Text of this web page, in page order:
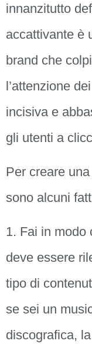
innanzitutto
accattivante è
brand che
l’attenzione
incisiva e
gli utenti a
Per creare
sono alcuni
1. Fai in modo
deve essere
tipo di
se sei un
discografica,